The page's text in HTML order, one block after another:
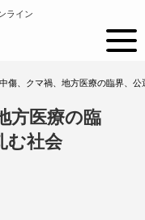
ライン
傷、クマ禍、地方医療の臨界、
方医療の臨
む社会